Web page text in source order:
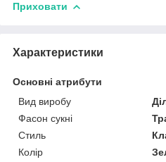
Приховати
Характеристики
Основні атрибути
Вид виробу
Фасон сукні
Стиль
Колір